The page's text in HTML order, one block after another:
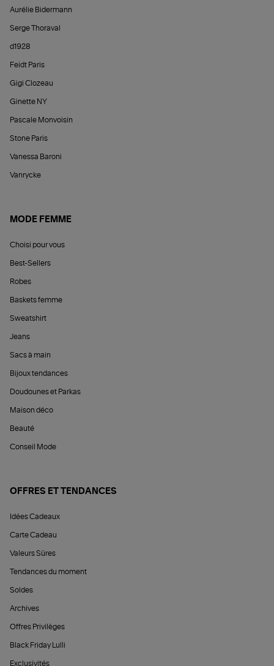
Aurélie Bidermann
Serge Thoraval
d1928
Feidt Paris
Gigi Clozeau
Ginette NY
Pascale Monvoisin
Stone Paris
Vanessa Baroni
Vanrycke
MODE FEMME
Choisi pour vous
Best-Sellers
Robes
Baskets femme
Sweatshirt
Jeans
Sacs à main
Bijoux tendances
Doudounes et Parkas
Maison déco
Beauté
Conseil Mode
OFFRES ET TENDANCES
Idées Cadeaux
Carte Cadeau
Valeurs Sûres
Tendances du moment
Soldes
Archives
Offres Privilèges
Black Friday Lulli
Exclusivités